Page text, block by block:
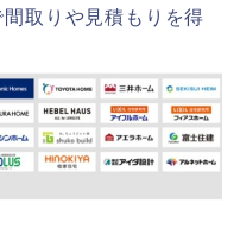
間取りや見積もりを得